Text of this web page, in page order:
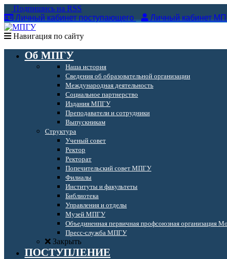
Подпишись на RSS
Личный кабинет поступающего
Личный кабинет
Навигация по сайту
Об МПГУ
Наша история
Сведения об образовательной организации
Международная деятельность
Социальное партнерство
Издания МПГУ
Преподаватели и сотрудники
Выпускникам
Структура
Ученый совет
Ректор
Ректорат
Попечительский совет МПГУ
Филиалы
Институты и факультеты
Библиотека
Управления и отделы
Музей МПГУ
Объединенная первичная профсоюзная организация
Пресс-служба МПГУ
Закрыть
ПОСТУПЛЕНИЕ